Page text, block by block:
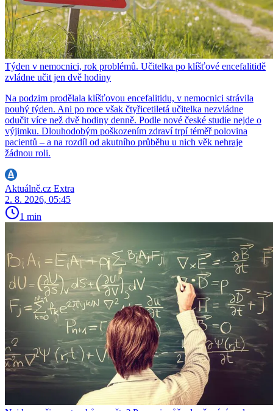
Týden v nemocnici, rok problémů. Učitelka po klíšťové encefalitidě
zvládne učit jen dvě hodiny
Na podzim prodělala klíšťovou encefalitidu, v nemocnici strávila
pouhý týden. Ani po roce však čtyřicetiletá učitelka nezvládne
odučit více než dvě hodiny denně. Podle nové české studie nejde o
výjimku. Dlouhodobým poškozením zdraví trpí téměř polovina
pacientů – a na rozdíl od akutního průběhu u nich věk nehraje
žádnou roli.
Aktuálně.cz Extra
2. 8. 2026, 05:45
1 min